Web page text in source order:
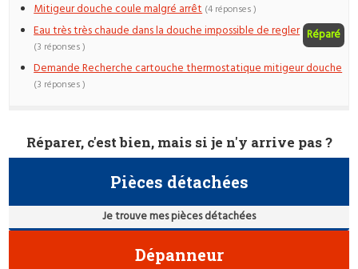
Mitigeur douche coule malgré arrêt (4 réponses )
Eau très très chaude dans la douche impossible de regler Réparé
(3 réponses )
Demande Recherche cartouche thermostatique mitigeur douche
(3 réponses )
Réparer, c'est bien, mais si je n'y arrive pas ?
Pièces détachées
Je trouve mes pièces détachées
Dépanneur